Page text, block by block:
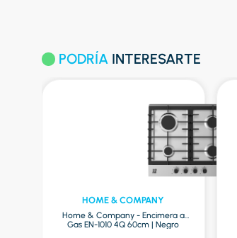
PODRÍA INTERESARTE
HOME & COMPANY
Home & Company - Encimera a
Gas EN-1010 4Q 60cm | Negro